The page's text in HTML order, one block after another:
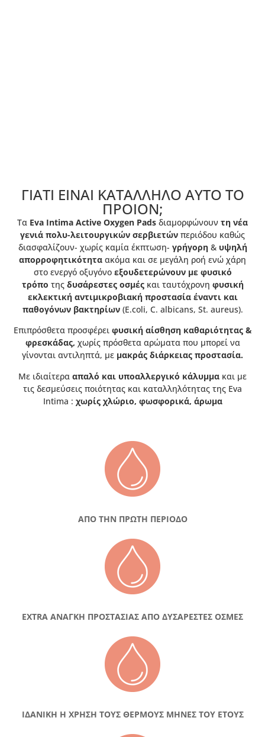
ΓΙΑΤΙ ΕΙΝΑΙ ΚΑΤΑΛΛΗΛΟ ΑΥΤΟ ΤΟ
ΠΡΟIΟΝ;
Τα Eva Intima Active Oxygen Pads διαμορφώνουν τη νέα
γενιά πολυ-λειτουργικών σερβιετών περιόδου καθώς
διασφαλίζουν- χωρίς καμία έκπτωση- γρήγορη& υψηλή
απορροφητικότητα ακόμα και σε μεγάλη ροή ενώ χάρη
στο ενεργό οξυγόνο εξουδετερώνουν με φυσικό
τρόπο της δυσάρεστες οσμές και ταυτόχρονη φυσική
εκλεκτική αντιμικροβιακή προστασία έναντι και
παθογόνων βακτηρίων(E.coli, C. albicans, St. aureus).
Επιπρόσθετα προσφέρει φυσική αίσθηση καθαριότητας &
φρεσκάδας, χωρίς πρόσθετα αρώματα που μπορεί να
γίνονται αντιληπτά, με μακράς διάρκειας προστασία.
Με ιδιαίτερα απαλό και υποαλλεργικό κάλυμμα και με
τις δεσμεύσεις ποιότητας και καταλληλότητας της Eva
Intima : χωρίς χλώριο, φωσφορικά, άρωμα
ΑΠΟ ΤΗΝ ΠΡΩΤΗ ΠΕΡΙΟΔΟ
EXTRA ΑΝΑΓΚΗ ΠΡΟΣΤΑΣΙΑΣ ΑΠΟ ΔΥΣΑΡΕΣΤΕΣ ΟΣΜΕΣ
ΙΔΑΝΙΚΗ Η ΧΡΗΣΗ ΤΟΥΣ ΘΕΡΜΟΥΣ ΜΗΝΕΣ ΤΟΥ ΕΤΟΥΣ